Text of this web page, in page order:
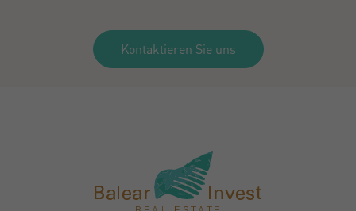
Kontaktieren Sie uns